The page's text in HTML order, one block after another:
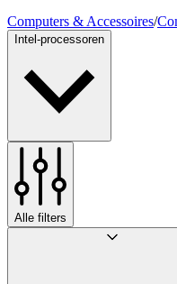
Computers & Accessoires/
Intel-processoren
Alle filters